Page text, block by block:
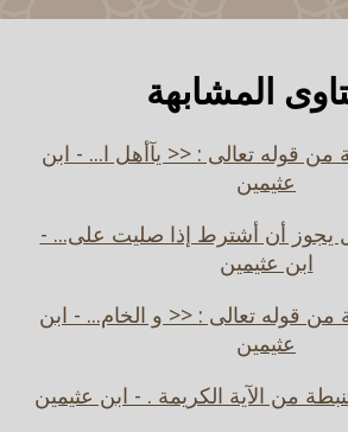
المشابهة
من قوله تعالى : << يآأهل ا... - ابن
عثيمين
يجوز أن أشترط إذا صليت على... -
ابن عثيمين
من قوله تعالى : << و الخام... - ابن
عثيمين
من الآية الكريمة . - ابن عثيمين